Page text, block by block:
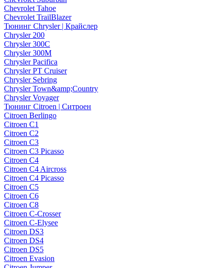
Chevrolet Tahoe
Chevrolet TrailBlazer
Тюнинг Chrysler | Крайслер
Chrysler 200
Chrysler 300C
Chrysler 300M
Chrysler Pacifica
Chrysler PT Cruiser
Chrysler Sebring
Chrysler Town&amp;Country
Chrysler Voyager
Тюнинг Citroen | Ситроен
Citroen Berlingo
Citroen C1
Citroen C2
Citroen C3
Citroen C3 Picasso
Citroen C4
Citroen C4 Aircross
Citroen C4 Picasso
Citroen C5
Citroen C6
Citroen C8
Citroen C-Crosser
Citroen C-Elysee
Citroen DS3
Citroen DS4
Citroen DS5
Citroen Evasion